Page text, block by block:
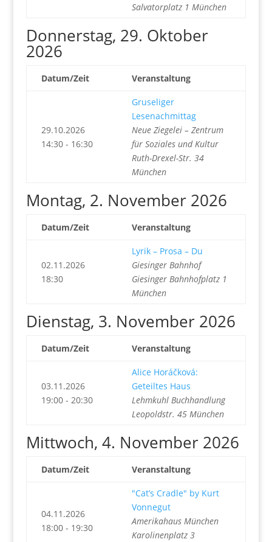
Salvatorplatz 1 München
Donnerstag, 29. Oktober
2026
Datum/Zeit Veranstaltung
29.10.2026
14:30 - 16:30
Gruseliger
Lesenachmittag
Neue Ziegelei – Zentrum
für Soziales und Kultur
Ruth-Drexel-Str. 34
München
Montag, 2. November 2026
Datum/Zeit Veranstaltung
02.11.2026
18:30
Lyrik – Prosa – Du
Giesinger Bahnhof
Giesinger Bahnhofplatz 1
München
Dienstag, 3. November 2026
Datum/Zeit Veranstaltung
03.11.2026
19:00 - 20:30
Alice Horáčková:
Geteiltes Haus
Lehmkuhl Buchhandlung
Leopoldstr. 45 München
Mittwoch, 4. November 2026
Datum/Zeit Veranstaltung
04.11.2026
18:00 - 19:30
"Cat’s Cradle" by Kurt
Vonnegut
Amerikahaus München
Karolinenplatz 3